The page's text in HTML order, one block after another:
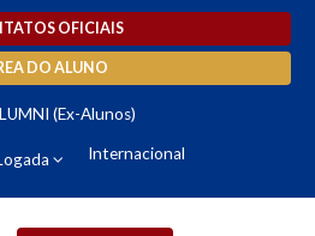
OFICIAIS
DO ALUNO
(Ex-Alunos)
Internacional